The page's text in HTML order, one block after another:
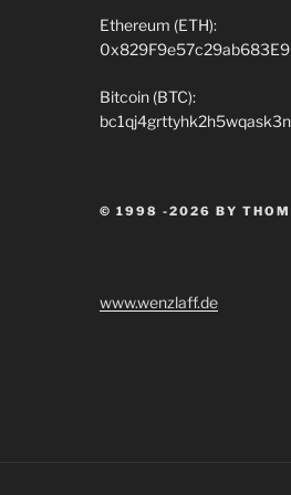
Ethereum (ETH):
Bitcoin (BTC):
© 1998 -2026 BY
www.wenzlaff.de